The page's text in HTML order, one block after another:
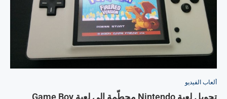
ألعاب الفيديو
تحويل لعبة Nintendo محطّمة إلى لعبة Game Boy